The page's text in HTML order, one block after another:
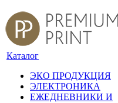
Каталог
ЭКО ПРОДУКЦИЯ
ЭЛЕКТРОНИКА
ЕЖЕДНЕВНИКИ И